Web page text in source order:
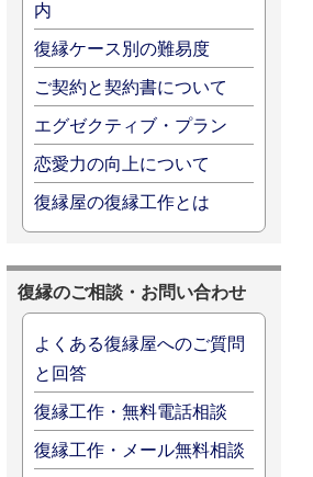
内
復縁ケース別の難易度
ご契約と契約書について
エグゼクティブ・プラン
恋愛力の向上について
復縁屋の復縁工作とは
復縁のご相談・お問い合わせ
よくある復縁屋へのご質問
と回答
復縁工作・無料電話相談
復縁工作・メール無料相談